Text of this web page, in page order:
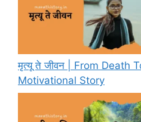
मृत्यू ते जीवन | From Death
Motivational Story